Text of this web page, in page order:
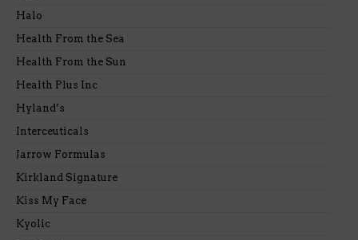
Halo
Health From the Sea
Health From the Sun
Health Plus Inc
Hyland’s
Interceuticals
Jarrow Formulas
Kirkland Signature
Kiss My Face
Kyolic